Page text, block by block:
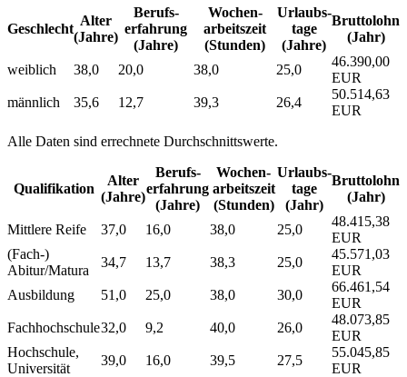
Geschlecht
Alter
(Jahre)
Berufs­
erfahrung
(Jahre)
Wochen­
arbeitszeit
(Stunden)
Urlaubs­
tage
(Jahre)
Bruttolohn
(Jahr)
weiblich 38,0 20,0 38,0 25,0
46.390,00
EUR
männlich
35,6 12,7 39,3 26,4
50.514,63
EUR
Alle Daten sind errechnete Durchschnittswerte.
Qualifikation
Alter
(Jahre)
Berufs­
erfahrung
(Jahre)
Wochen­
arbeitszeit
(Stunden)
Urlaubs­
tage
(Jahr)
Bruttolohn
(Jahr)
Mittlere Reife 37,0 16,0 38,0 25,0
48.415,38
EUR
(Fach-)
Abitur/Matura
34,7 13,7 38,3 25,0
45.571,03
EUR
Ausbildung
51,0 25,0 38,0 30,0
66.461,54
EUR
Fachhochschule32,0 9,2 40,0 26,0
48.073,85
EUR
Hochschule,
Universität
39,0 16,0 39,5 27,5
55.045,85
EUR